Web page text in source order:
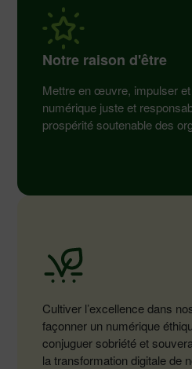
Notre raison d'être
Mettre en œuvre, impulser
numérique juste et
prospérité soutenable des
Cultiver l’excellence dans
façonner un numérique
conjuguer sobriété et
la transformation digitale de